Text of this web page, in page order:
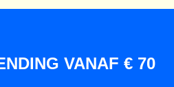
VANAF € 70